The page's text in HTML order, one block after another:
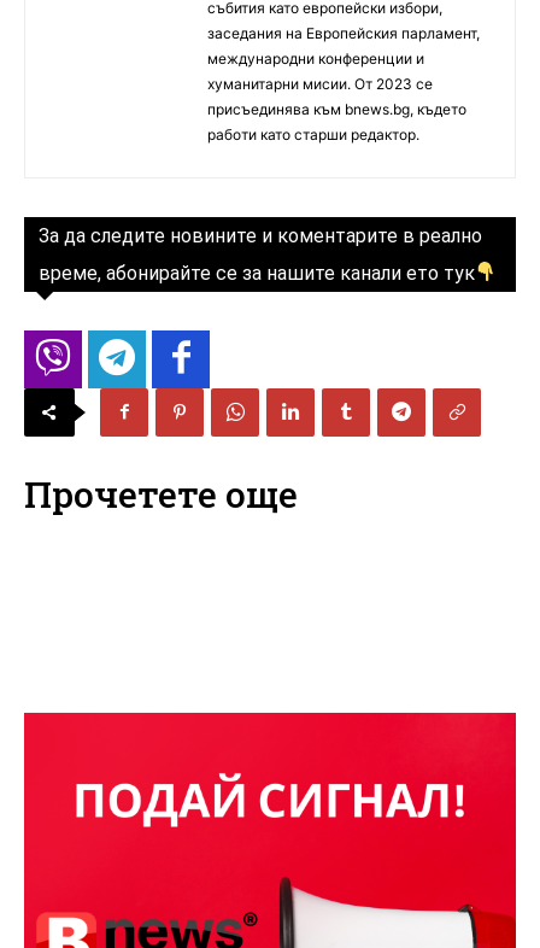
събития като европейски избори,
заседания на Европейския парламент,
международни конференции и
хуманитарни мисии. От 2023 се
присъединява към bnews.bg, където
работи като старши редактор.
За да следите новините и коментарите в реално
време, абонирайте се за нашите канали ето тук
Прочетете още